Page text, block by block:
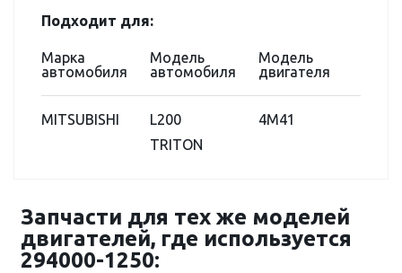
Подходит для:
Марка
автомобиля
Модель
автомобиля
Модель
двигателя
MITSUBISHI
L200
TRITON
4M41
Запчасти для тех же моделей
двигателей, где используется
294000-1250: